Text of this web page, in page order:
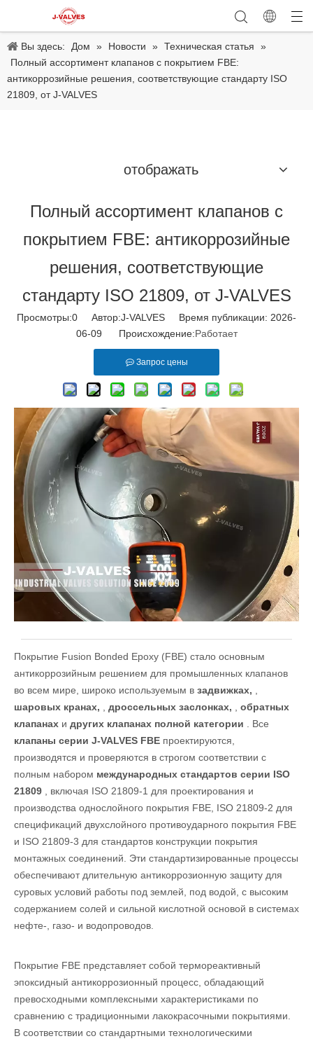
Вы здесь: Дом » Новости » Техническая статья
»
Полный ассортимент клапанов с покрытием FBE:
антикоррозийные решения, соответствующие стандарту ISO
21809, от J-VALVES
отображать
Полный ассортимент клапанов с
покрытием FBE: антикоррозийные
решения, соответствующие
стандарту ISO 21809, от J-VALVES
Просмотры:0 Автор:J-VALVES Время публикации: 2026-
06-09 Происхождение:Работает
Запрос цены
Покрытие Fusion Bonded Epoxy (FBE) стало основным
антикоррозийным решением для промышленных клапанов
во всем мире, широко используемым в задвижках, ,
шаровых кранах, , дроссельных заслонках, , обратных
клапанах и других клапанах полной категории . Все
клапаны серии J-VALVES FBE проектируются,
производятся и проверяются в строгом соответствии с
полным набором международных стандартов серии ISO
21809 , включая ISO 21809-1 для проектирования и
производства однослойного покрытия FBE, ISO 21809-2 для
спецификаций двухслойного противоударного покрытия FBE
и ISO 21809-3 для стандартов конструкции покрытия
монтажных соединений. Эти стандартизированные процессы
обеспечивают длительную антикоррозионную защиту для
суровых условий работы под землей, под водой, с высоким
содержанием солей и сильной кислотной основой в системах
нефте-, газо- и водопроводов.
Покрытие FBE представляет собой термореактивный
эпоксидный антикоррозионный процесс, обладающий
превосходными комплексными характеристиками по
сравнению с традиционными лакокрасочными покрытиями.
В соответствии со стандартными технологическими